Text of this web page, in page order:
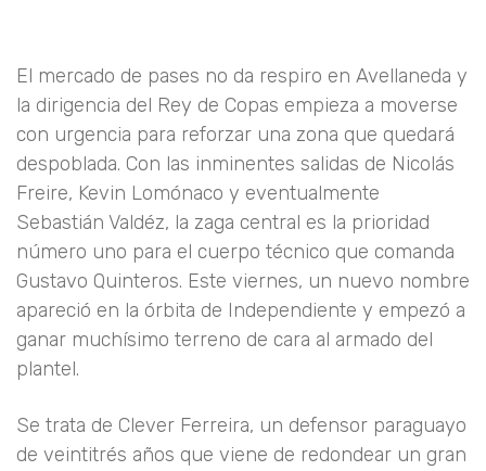
El mercado de pases no da respiro en Avellaneda y
la dirigencia del Rey de Copas empieza a moverse
con urgencia para reforzar una zona que quedará
despoblada. Con las inminentes salidas de Nicolás
Freire, Kevin Lomónaco y eventualmente
Sebastián Valdéz, la zaga central es la prioridad
número uno para el cuerpo técnico que comanda
Gustavo Quinteros. Este viernes, un nuevo nombre
apareció en la órbita de Independiente y empezó a
ganar muchísimo terreno de cara al armado del
plantel.
Se trata de Clever Ferreira, un defensor paraguayo
de veintitrés años que viene de redondear un gran